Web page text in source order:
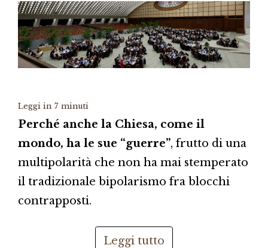
Leggi in 7 minuti
Perché anche la Chiesa, come il
mondo, ha le sue “guerre”, frutto di una
multipolarità che non ha mai stemperato
il tradizionale bipolarismo fra blocchi
contrapposti.
Leggi tutto